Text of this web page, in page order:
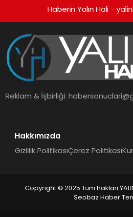
Haberin Yalın Hali -
Reklam & İşbirliği:
Hakkımızda
Gizlilik PolitikasıÇerez Politikası
Copyright © 2025 Tüm hakları
Seobaz Haber